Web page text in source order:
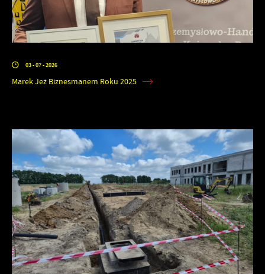
03 - 07 - 2026
Marek Jeż Biznesmanem Roku 2025